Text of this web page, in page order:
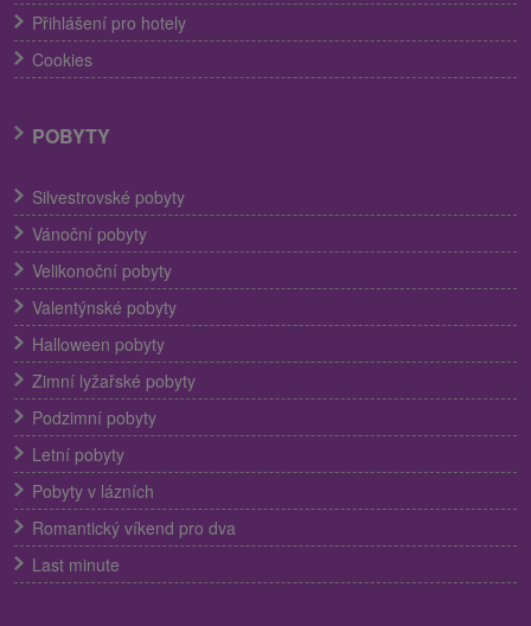
Přihlášení pro hotely
Cookies
POBYTY
Silvestrovské pobyty
Vánoční pobyty
Velikonoční pobyty
Valentýnské pobyty
Halloween pobyty
Zimní lyžařské pobyty
Podzimní pobyty
Letní pobyty
Pobyty v lázních
Romantický víkend pro dva
Last minute